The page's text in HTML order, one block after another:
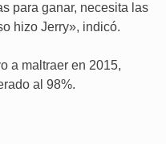
para ganar, necesita las
hizo Jerry», indicó.
a maltraer en 2015,
al 98%.